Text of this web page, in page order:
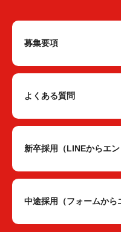
募集要項
よくある質問
新卒採用（LINEからエン
中途採用（フォームから